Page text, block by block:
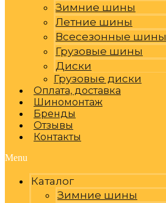
Зимние шины
Летние шины
Всесезонные шины
Грузовые шины
Диски
Грузовые диски
Оплата, доставка
Шиномонтаж
Бренды
Отзывы
Контакты
Menu
Каталог
Зимние шины